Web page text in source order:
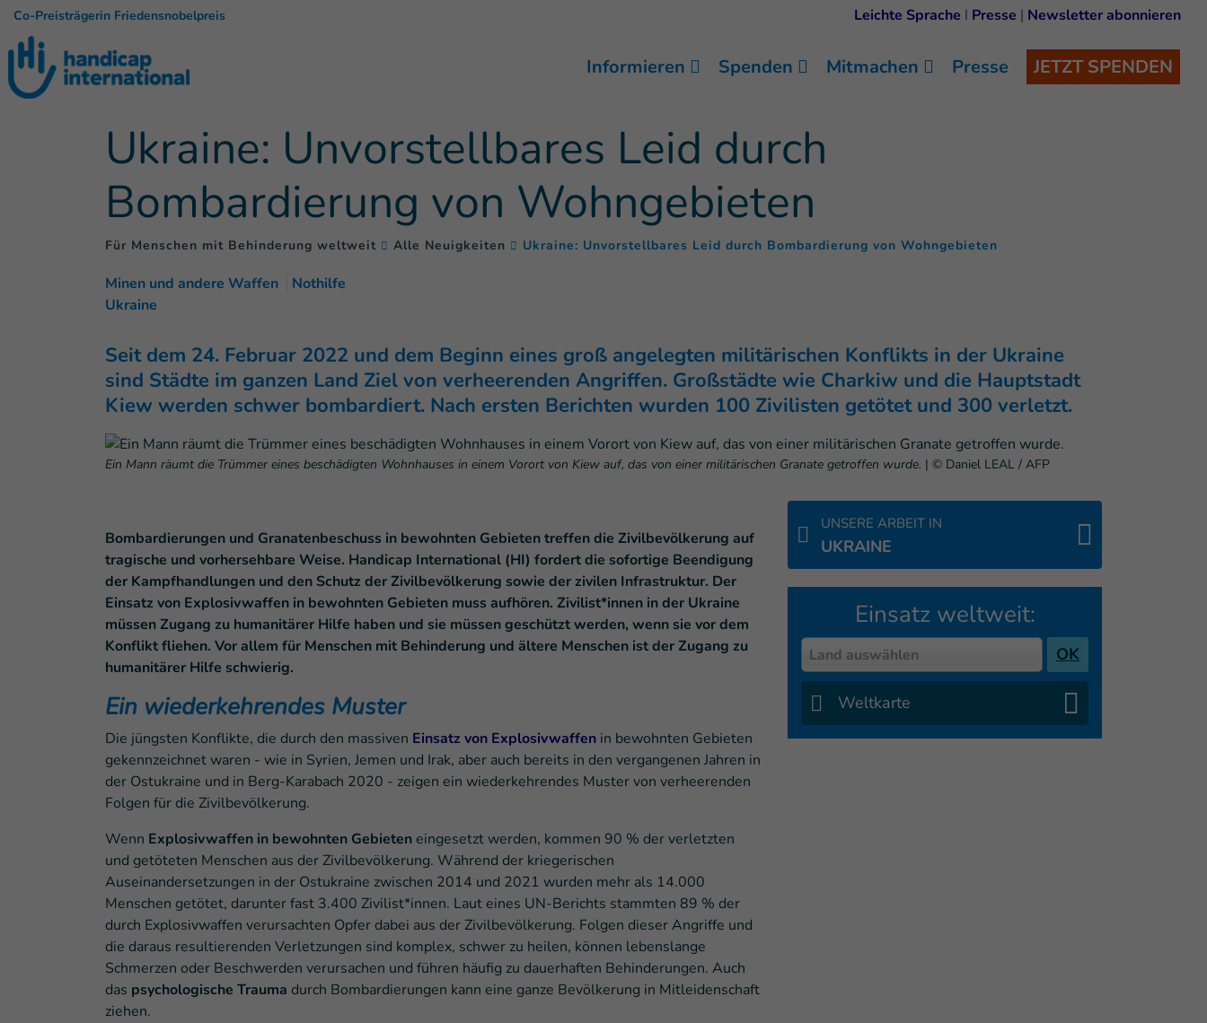
Co-Preisträgerin Friedensnobelpreis Leichte Sprache I Presse | Newsletter abonnieren
Informieren Spenden Mitmachen Presse JETZT SPENDEN
Ukraine: Unvorstellbares Leid durch
Bombardierung von Wohngebieten
Für Menschen mit Behinderung weltweit Alle Neuigkeiten Ukraine: Unvorstellbares Leid durch Bombardierung von Wohngebieten
Minen und andere Waffen
Nothilfe
Ukraine
Seit dem 24. Februar 2022 und dem Beginn eines groß angelegten militärischen Konflikts in der Ukraine
sind Städte im ganzen Land Ziel von verheerenden Angriffen. Großstädte wie Charkiw und die Hauptstadt
Kiew werden schwer bombardiert. Nach ersten Berichten wurden 100 Zivilisten getötet und 300 verletzt.
Ein Mann räumt die Trümmer eines beschädigten Wohnhauses in einem Vorort von Kiew auf, das von einer militärischen Granate getroffen wurde. | © Daniel LEAL / AFP
Bombardierungen und Granatenbeschuss in bewohnten Gebieten treffen die Zivilbevölkerung auf
tragische und vorhersehbare Weise. Handicap International (HI) fordert die sofortige Beendigung
der Kampfhandlungen und den Schutz der Zivilbevölkerung sowie der zivilen Infrastruktur. Der
Einsatz von Explosivwaffen in bewohnten Gebieten muss aufhören. Zivilist*innen in der Ukraine
müssen Zugang zu humanitärer Hilfe haben und sie müssen geschützt werden, wenn sie vor dem
Konflikt fliehen. Vor allem für Menschen mit Behinderung und ältere Menschen ist der Zugang zu
humanitärer Hilfe schwierig.
Ein wiederkehrendes Muster
Die jüngsten Konflikte, die durch den massiven Einsatz von Explosivwaffen in bewohnten Gebieten
gekennzeichnet waren - wie in Syrien, Jemen und Irak, aber auch bereits in den vergangenen Jahren in
der Ostukraine und in Berg-Karabach 2020 - zeigen ein wiederkehrendes Muster von verheerenden
Folgen für die Zivilbevölkerung.
Wenn Explosivwaffen in bewohnten Gebieten eingesetzt werden, kommen 90 % der verletzten
und getöteten Menschen aus der Zivilbevölkerung. Während der kriegerischen
Auseinandersetzungen in der Ostukraine zwischen 2014 und 2021 wurden mehr als 14.000
Menschen getötet, darunter fast 3.400 Zivilist*innen. Laut eines UN-Berichts stammten 89 % der
durch Explosivwaffen verursachten Opfer dabei aus der Zivilbevölkerung. Folgen dieser Angriffe und
die daraus resultierenden Verletzungen sind komplex, schwer zu heilen, können lebenslange
Schmerzen oder Beschwerden verursachen und führen häufig zu dauerhaften Behinderungen. Auch
das psychologische Trauma durch Bombardierungen kann eine ganze Bevölkerung in Mitleidenschaft
ziehen.
UNSERE ARBEIT IN
UKRAINE
Einsatz weltweit:
Country
Land auswählen OK
Weltkarte